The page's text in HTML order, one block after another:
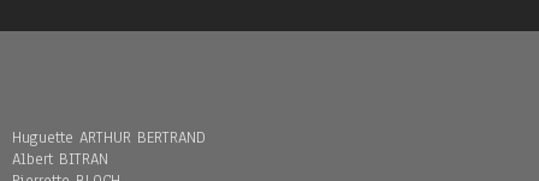
Huguette ARTHUR BERTRAND
Albert BITRAN